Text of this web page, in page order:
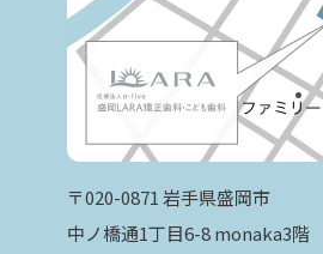
〒020-0871 岩手県盛岡市
中ノ橋通1丁目6-8 monaka3階